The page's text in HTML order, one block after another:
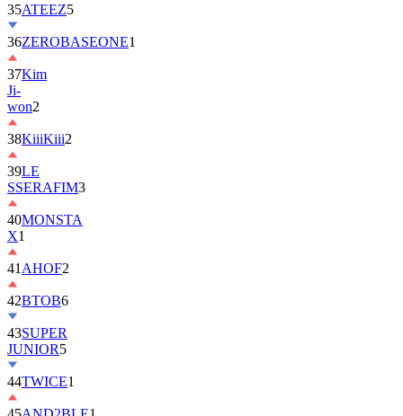
36ZEROBASEONE
37Kim
Ji-
won2
38KiiiKiii
39LE
SSERAFIM
40MONSTA
X
41AHOF
42 BTOB6
43SUPER
JUNIOR
44TWICE
45AND2BLE